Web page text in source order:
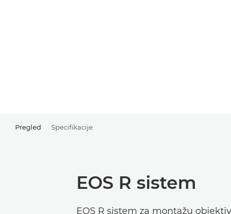
Pregled Specifikacije
EOS R sistem
EOS R sistem za montažu